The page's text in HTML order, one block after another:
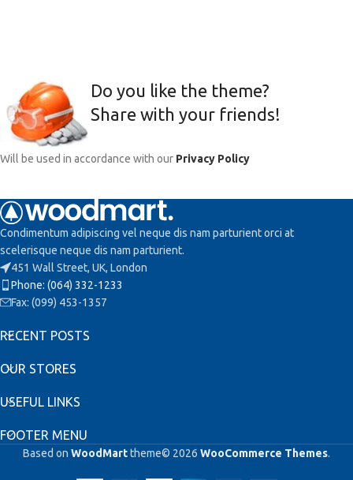
Do you like the theme?
Share with your friends!
Will be used in accordance with our Privacy Policy
Condimentum adipiscing vel neque dis nam parturient orci at
scelerisque neque dis nam parturient.
451 Wall Street, UK, London
Phone: (064) 332-1233
Fax: (099) 453-1357
RECENT POSTS
OUR STORES
USEFUL LINKS
FOOTER MENU
Based on WoodMarttheme© 2026 WooCommerce Themes.